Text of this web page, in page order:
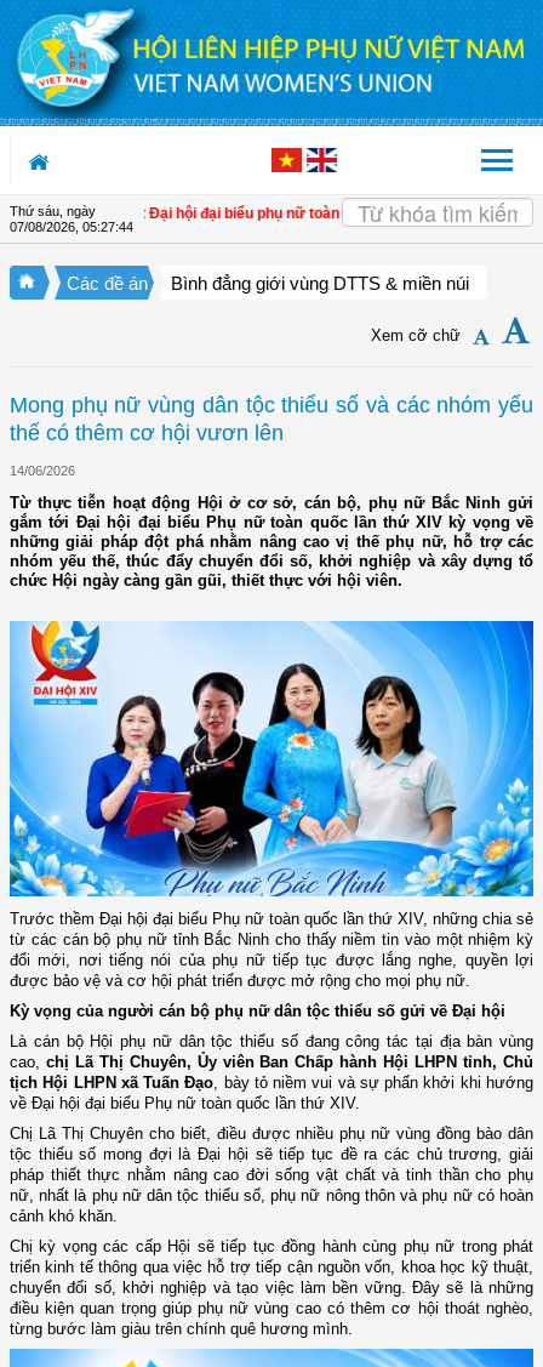
Truy cập nội dung luôn
Thứ sáu, ngày
07/08/2026, 05:27:46
quyết Đại hội đại biểu phụ nữ toàn quốc lần thứ XIV đến cán bộ Hội các
Các đề án Bình đẳng giới vùng DTTS & miền núi
Xem cỡ chữ
Mong phụ nữ vùng dân tộc thiểu số và các nhóm yếu
thế có thêm cơ hội vươn lên
14/06/2026
Từ thực tiễn hoạt động Hội ở cơ sở, cán bộ, phụ nữ Bắc Ninh gửi
gắm tới Đại hội đại biểu Phụ nữ toàn quốc lần thứ XIV kỳ vọng về
những giải pháp đột phá nhằm nâng cao vị thế phụ nữ, hỗ trợ các
nhóm yếu thế, thúc đẩy chuyển đổi số, khởi nghiệp và xây dựng tổ
chức Hội ngày càng gần gũi, thiết thực với hội viên.
Trước thềm Đại hội đại biểu Phụ nữ toàn quốc lần thứ XIV, những chia sẻ
từ các cán bộ phụ nữ tỉnh Bắc Ninh cho thấy niềm tin vào một nhiệm kỳ
đổi mới, nơi tiếng nói của phụ nữ tiếp tục được lắng nghe, quyền lợi
được bảo vệ và cơ hội phát triển được mở rộng cho mọi phụ nữ.
Kỳ vọng của người cán bộ phụ nữ dân tộc thiểu số gửi về Đại hội
Là cán bộ Hội phụ nữ dân tộc thiểu số đang công tác tại địa bàn vùng
cao, chị Lã Thị Chuyên, Ủy viên Ban Chấp hành Hội LHPN tỉnh, Chủ
tịch Hội LHPN xã Tuấn Đạo, bày tỏ niềm vui và sự phấn khởi khi hướng
về Đại hội đại biểu Phụ nữ toàn quốc lần thứ XIV.
Chị Lã Thị Chuyên cho biết, điều được nhiều phụ nữ vùng đồng bào dân
tộc thiểu số mong đợi là Đại hội sẽ tiếp tục đề ra các chủ trương, giải
pháp thiết thực nhằm nâng cao đời sống vật chất và tinh thần cho phụ
nữ, nhất là phụ nữ dân tộc thiểu số, phụ nữ nông thôn và phụ nữ có hoàn
cảnh khó khăn.
Chị kỳ vọng các cấp Hội sẽ tiếp tục đồng hành cùng phụ nữ trong phát
triển kinh tế thông qua việc hỗ trợ tiếp cận nguồn vốn, khoa học kỹ thuật,
chuyển đổi số, khởi nghiệp và tạo việc làm bền vững. Đây sẽ là những
điều kiện quan trọng giúp phụ nữ vùng cao có thêm cơ hội thoát nghèo,
từng bước làm giàu trên chính quê hương mình.